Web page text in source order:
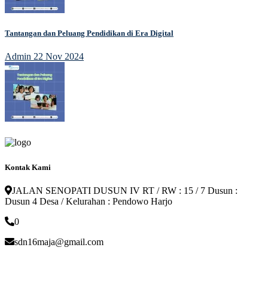
Tantangan dan Peluang Pendidikan di Era Digital
Admin 22 Nov 2024
Kontak Kami
JALAN SENOPATI DUSUN IV RT / RW : 15 / 7 Dusun :
Dusun 4 Desa / Kelurahan : Pendowo Harjo
0
sdn16maja@gmail.com